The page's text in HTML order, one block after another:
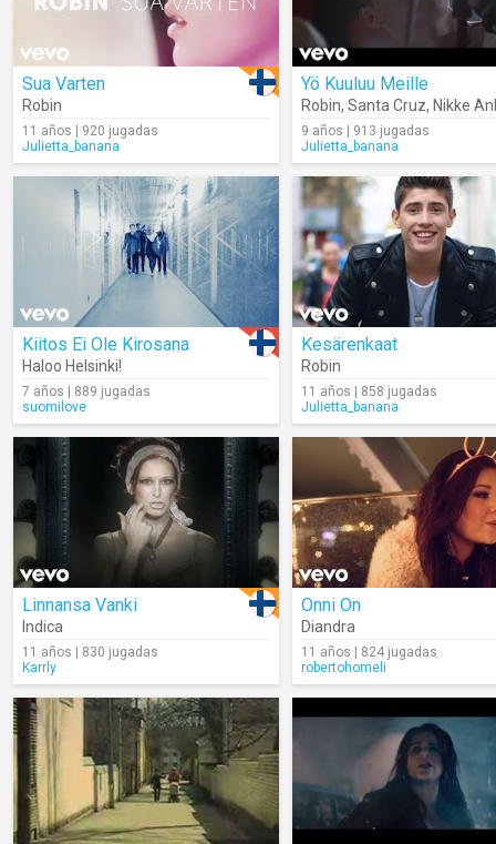
Sua Varten
Robin
11 años | 920 jugadas
Julietta_banana
Yö Kuuluu Meille
Robin, Santa Cruz, Nikke
9 años | 913 jugadas
Julietta_banana
Kiitos Ei Ole Kirosana
Haloo Helsinki!
7 años | 889 jugadas
suomilove
Kesärenkaat
Robin
11 años | 858 jugadas
Julietta_banana
Linnansa Vanki
Indica
11 años | 830 jugadas
Karrly
Onni On
Diandra
11 años | 824 jugadas
robertohomeli